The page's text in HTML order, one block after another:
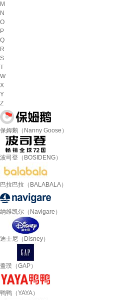
M
N
O
P
Q
R
S
T
W
X
Y
Z
保姆鹅（Nanny Goose）
波司登（BOSIDENG）
巴拉巴拉（BALABALA）
纳维凯尔（Navigare）
迪士尼（Disney）
盖璞（GAP）
鸭鸭（YAYA）